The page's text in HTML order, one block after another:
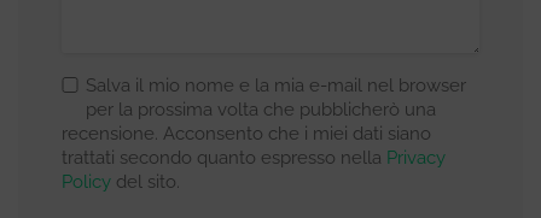
Salva il mio nome e la mia e-mail nel browser
per la prossima volta che pubblicherò una
recensione. Acconsento che i miei dati siano
trattati secondo quanto espresso nella Privacy
Policy del sito.